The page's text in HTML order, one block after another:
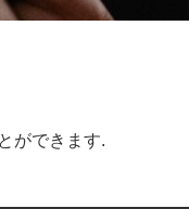
ができます.